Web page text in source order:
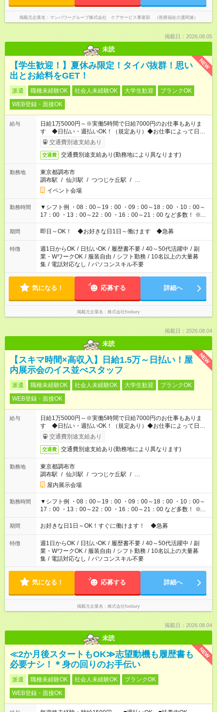
掲載元企業名 マンパワーグループ株式会社 ケアサービス事業部 （医療福祉介護関連）
掲載日：2026.08.05
未読
NEW
【学生歓迎！】夏休み限定！タイパ抜群！思い
出とお給料をGET！
派遣 職種未経験OK 社会人未経験OK 大学生歓迎
ブランクOK
WEB登録・面接OK
給与
日給1万5000円～※実働5時間で日給7000円のお仕事もありま
す ◆日払い・週払いOK！（規定あり）◆お仕事によって日給も
異なります
交通費別途支給あり
交通費 交通費別途支給あり(勤務地により異なります)
勤務地
東京都調布市
調布駅 / 仙川駅 / つつじケ丘駅 / …
イベント会場
勤務時間
▼シフト例 ・08：00～19：00 ・09：00～18：00 ・10：00～
17：00 ・13：00～22：00 ・16：00～21：00 など多数！ ※お
仕事により勤務時間が異なります
期間 即日～OK！ ◆お好きな日1日～働けます ◆急募
特徴 週1日からOK / 日払いOK / 履歴書不要 / 40～50代活躍中 / 副
業・WワークOK / 服装自由 / シフト勤務 / 10名以上の大量募
集 / 電話対応なし / パソコンスキル不要
気になる！ 応募する 詳細へ
掲載元企業名 株式会社fosbury
掲載日：2026.08.04
未読
NEW
【スキマ時間×高収入】日給1.5万～日払い！屋
内展示会のイス並べスタッフ
派遣 職種未経験OK 社会人未経験OK 大学生歓迎
ブランクOK
WEB登録・面接OK
給与
日給1万5000円～※実働5時間で日給7000円のお仕事もありま
す ◆日払い・週払いOK！（規定あり）◆お仕事によって日給も
異なります
交通費別途支給あり
交通費 交通費別途支給あり(勤務地により異なります)
勤務地
東京都調布市
調布駅 / 仙川駅 / つつじケ丘駅 / …
屋内展示会場
勤務時間
▼シフト例 ・08：00～19：00 ・09：00～18：00 ・10：00～
17：00 ・13：00～22：00 ・16：00～21：00 など多数！ ※お
仕事により勤務時間が異なります
期間 お好きな日1日～OK！すぐに働けます！ ◆急募
特徴 週1日からOK / 日払いOK / 履歴書不要 / 40～50代活躍中 / 副
業・WワークOK / 服装自由 / シフト勤務 / 10名以上の大量募
集 / 電話対応なし / パソコンスキル不要
気になる！ 応募する 詳細へ
掲載元企業名 株式会社fosbury
掲載日：2026.08.04
未読
NEW
≪2か月後スタートもOK≫志望動機も履歴書も
必要ナシ！＊身の回りのお手伝い
派遣 職種未経験OK 社会人未経験OK
ブランクOK
WEB登録・面接OK